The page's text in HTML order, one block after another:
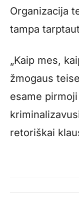
Organizacija
tampa
„Kaip mes,
žmogaus
esame
retoriškai